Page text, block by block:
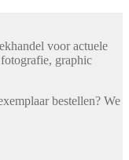
voor actuele
graphic
bestellen? We